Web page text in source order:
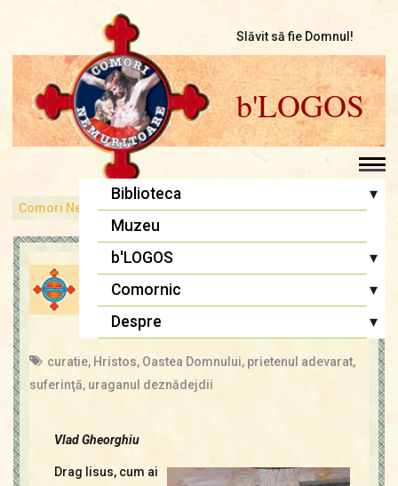
Slăvit să fie Domnul!
b'LOGOS
Biblioteca ▾
Fr. Ioan Marini
Muzeu
b'LOGOS
▾
Lupta cea bună
Multimedia
Pagina copiilor
Comornic ▾
Psaltirea
Calendar
Despre ▾
Condiții de Colaborare
Comori Nemuritoare bLOGOS Prietenul cel bun
Prietenul cel bun
admin 8 aug., 2010 Eseuri
curatie, Hristos, Oastea Domnului, prietenul adevarat,
suferinţă, uraganul deznădejdii
Vlad Gheorghiu
Drag Iisus, cum ai